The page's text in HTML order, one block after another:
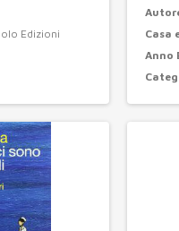
Edizioni
Casa
Anno